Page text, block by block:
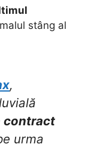
stâng al
,
contract
urma